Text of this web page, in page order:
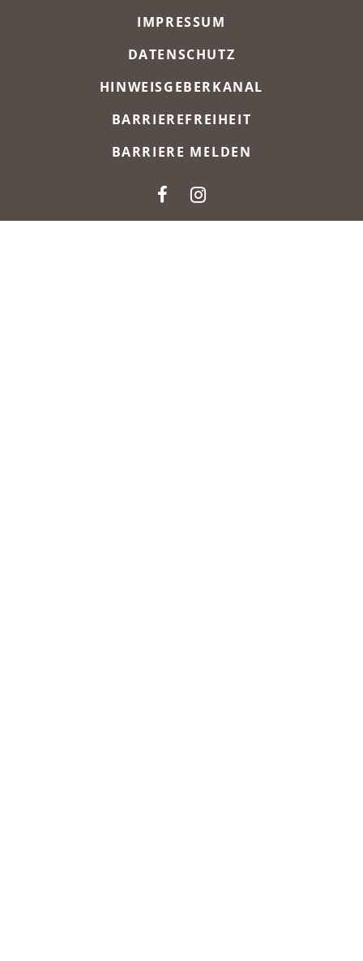
IMPRESSUM
DATENSCHUTZ
HINWEISGEBERKANAL
BARRIEREFREIHEIT
BARRIERE MELDEN